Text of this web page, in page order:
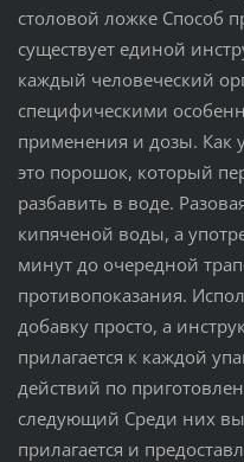
столовой ложке Способ
существует единой
каждый человеческий
специфическими
применения и дозы. Как
это порошок, который
разбавить в воде.
кипяченой воды, а
минут до очередной
противопоказания.
добавку просто, а
прилагается к каждой
действий по
следующий Среди них
прилагается и